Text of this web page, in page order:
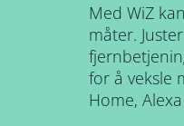
Med WiZ
måter.
for å veksle
Home,